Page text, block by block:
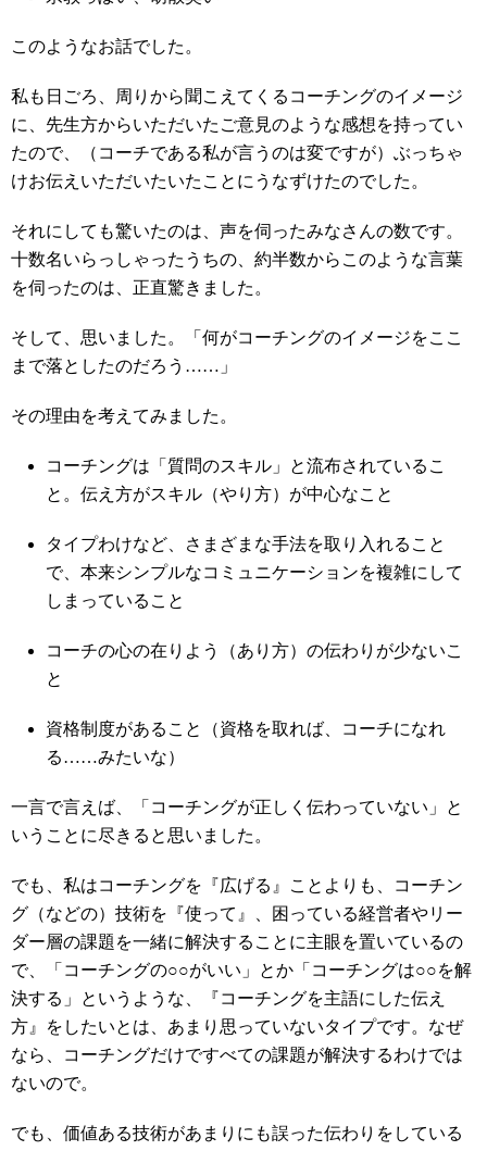
このようなお話でした。
私も日ごろ、周りから聞こえてくるコーチングのイメージ
に、先生方からいただいたご意見のような感想を持ってい
たので、（コーチである私が言うのは変ですが）ぶっちゃ
けお伝えいただいたいたことにうなずけたのでした。
それにしても驚いたのは、声を伺ったみなさんの数です。
十数名いらっしゃったうちの、約半数からこのような言葉
を伺ったのは、正直驚きました。
そして、思いました。「何がコーチングのイメージをここ
まで落としたのだろう……」
その理由を考えてみました。
コーチングは「質問のスキル」と流布されているこ
と。伝え方がスキル（やり方）が中心なこと
タイプわけなど、さまざまな手法を取り入れること
で、本来シンプルなコミュニケーションを複雑にして
しまっていること
コーチの心の在りよう（あり方）の伝わりが少ないこ
と
資格制度があること（資格を取れば、コーチになれ
る……みたいな）
一言で言えば、「コーチングが正しく伝わっていない」と
いうことに尽きると思いました。
でも、私はコーチングを『広げる』ことよりも、コーチン
グ（などの）技術を『使って』、困っている経営者やリー
ダー層の課題を一緒に解決することに主眼を置いているの
で、「コーチングの○○がいい」とか「コーチングは○○を解
決する」というような、『コーチングを主語にした伝え
方』をしたいとは、あまり思っていないタイプです。なぜ
なら、コーチングだけですべての課題が解決するわけでは
ないので。
でも、価値ある技術があまりにも誤った伝わりをしている